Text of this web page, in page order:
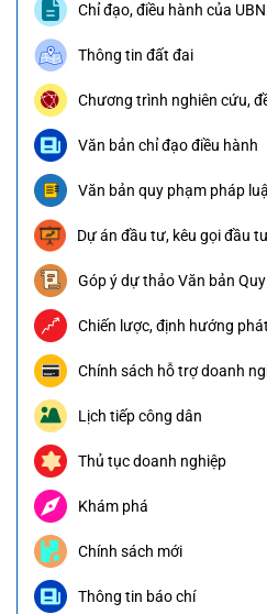
Chỉ đạo, điều hành của
Thông tin đất đai
Chương trình nghiên cứu,
Văn bản chỉ đạo điều hành
Văn bản quy phạm pháp
Dự án đầu tư, kêu gọi đầu
Góp ý dự thảo Văn bản
Chiến lược, định hướng
Chính sách hỗ trợ doanh
Lịch tiếp công dân
Thủ tục doanh nghiệp
Khám phá
Chính sách mới
Thông tin báo chí